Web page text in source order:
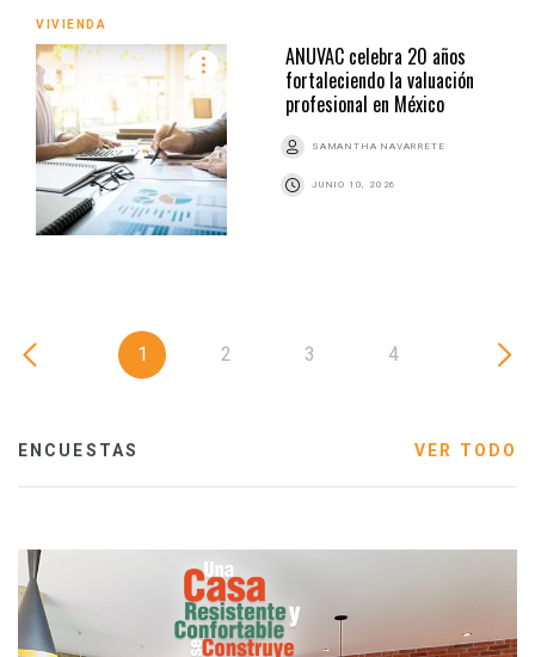
VIVIENDA
ANUVAC celebra 20 años
fortaleciendo la valuación
profesional en México
SAMANTHA NAVARRETE
JUNIO 10, 2026
1 2 3 4
ENCUESTAS VER TODO